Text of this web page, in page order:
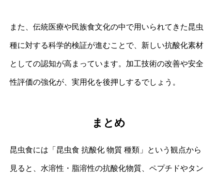
また、伝統医療や民族食文化の中で用いられてきた昆虫
種に対する科学的検証が進むことで、新しい抗酸化素材
としての認知が高まっています。加工技術の改善や安全
性評価の強化が、実用化を後押しするでしょう。
まとめ
昆虫食には「昆虫食 抗酸化 物質 種類」という観点から
見ると、水溶性・脂溶性の抗酸化物質、ペプチドやタン